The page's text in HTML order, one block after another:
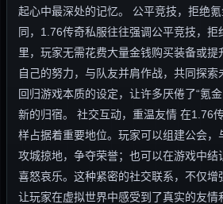
起心中最深处的记忆。 公平竞技，拒绝
同，1.76传奇私服往往强调公平竞技，拒
里，玩家无需花费大量金钱购买装备或提
自己的努力，与队友并肩作战，共同探
回归游戏本质的设定，让许多厌倦了“氪
新的归宿。 社交互动，重温友情 在1.76
样占据着重要地位。玩家可以组建公会，
攻城掠地，争夺荣誉；也可以在游戏中结
喜怒哀乐。这种紧密的社交联系，不仅增
让玩家在虚拟世界中感受到了真实的友